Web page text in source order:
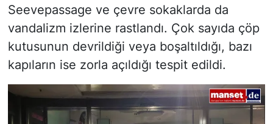
Seevepassage ve çevre sokaklarda da
vandalizm izlerine rastlandı. Çok sayıda çöp
kutusunun devrildiği veya boşaltıldığı, bazı
kapıların ise zorla açıldığı tespit edildi.